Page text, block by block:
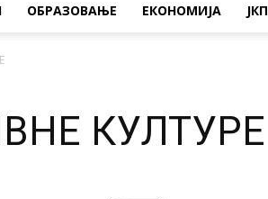
ОБРАЗОВАЊЕ ЕКОНОМИЈА ЈКП
КУЛТУРЕ